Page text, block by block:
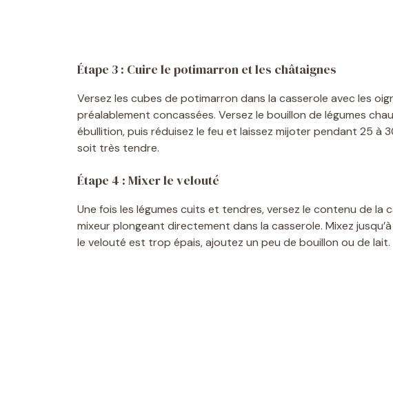
Étape 3 : Cuire le potimarron et les châtaignes
Versez les cubes de potimarron dans la casserole avec les
préalablement concassées. Versez le bouillon de légumes
ébullition, puis réduisez le feu et laissez mijoter pendant 25 à
soit très tendre.
Étape 4 : Mixer le velouté
Une fois les légumes cuits et tendres, versez le contenu de la
mixeur plongeant directement dans la casserole. Mixez
le velouté est trop épais, ajoutez un peu de bouillon ou de lait.